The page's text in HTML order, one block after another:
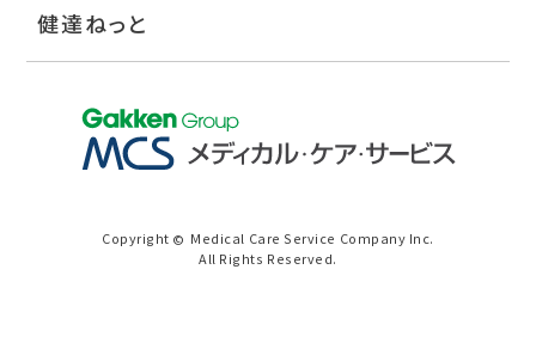
健達ねっと
Copyright © Medical Care Service Company Inc.
All Rights Reserved.